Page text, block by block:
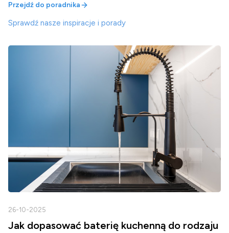
Przejdź do poradnika
Sprawdź nasze inspiracje i porady
26-10-2025
Jak dopasować baterię kuchenną do rodzaju